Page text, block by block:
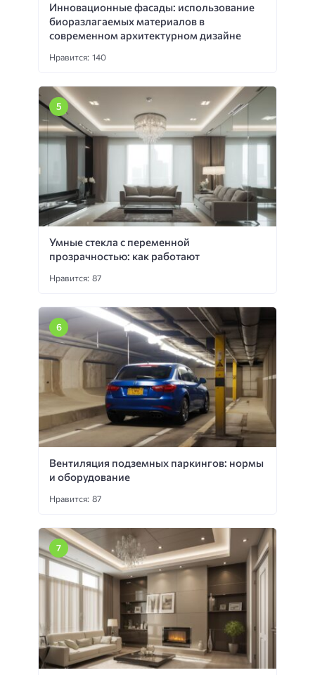
Инновационные фасады: использование
биоразлагаемых материалов в
современном архитектурном дизайне
Нравится: 140
Умные стекла с переменной
прозрачностью: как работают
Нравится: 87
Вентиляция подземных паркингов: нормы
и оборудование
Нравится: 87